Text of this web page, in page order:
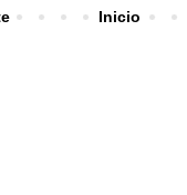
Inicio